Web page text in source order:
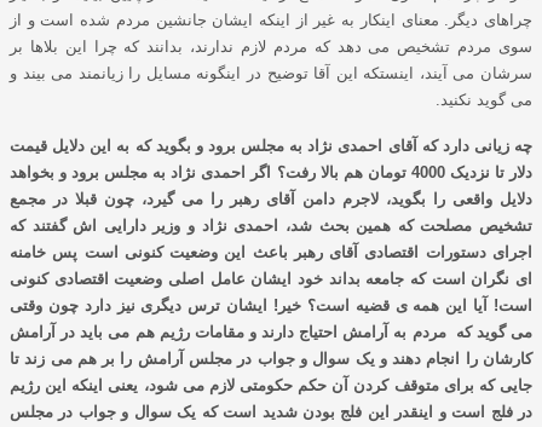
چراهای دیگر. معنای اینکار به غیر از اینکه ایشان جانشین مردم شده است و از
سوی مردم تشخیص می دهد که مردم لازم ندارند، بدانند که چرا این بلاها بر
سرشان می آیند، اینستکه این آقا توضیح در اینگونه مسایل را زیانمند می بیند و
می گوید نکنید.
چه زیانی دارد که آقای احمدی نژاد به مجلس برود و بگوید که به این دلایل قیمت
دلار تا نزدیک 4000 تومان هم بالا رفت؟ اگر احمدی نژاد به مجلس برود و بخواهد
دلایل واقعی را بگوید، لاجرم دامن آقای رهبر را می گیرد، چون قبلا در مجمع
تشخیص مصلحت که همین بحث شد، احمدی نژاد و وزیر دارایی اش گفتند که
اجرای دستورات اقتصادی آقای رهبر باعث این وضعیت کنونی است پس خامنه
ای نگران است که جامعه بداند خود ایشان عامل اصلی وضعیت اقتصادی کنونی
است!
آیا این همه ی قضیه است؟ خیر! ایشان ترس دیگری نیز دارد چون وقتی
می گوید که مردم به آرامش احتیاج دارند و مقامات رژیم هم می باید در آرامش
کارشان را انجام دهند و یک سوال و جواب در مجلس آرامش را بر هم می زند تا
جایی که برای متوقف کردن آن حکم حکومتی لازم می شود، یعنی اینکه این رژیم
در فلج است و اینقدر این فلج بودن شدید است که یک سوال و جواب در مجلس